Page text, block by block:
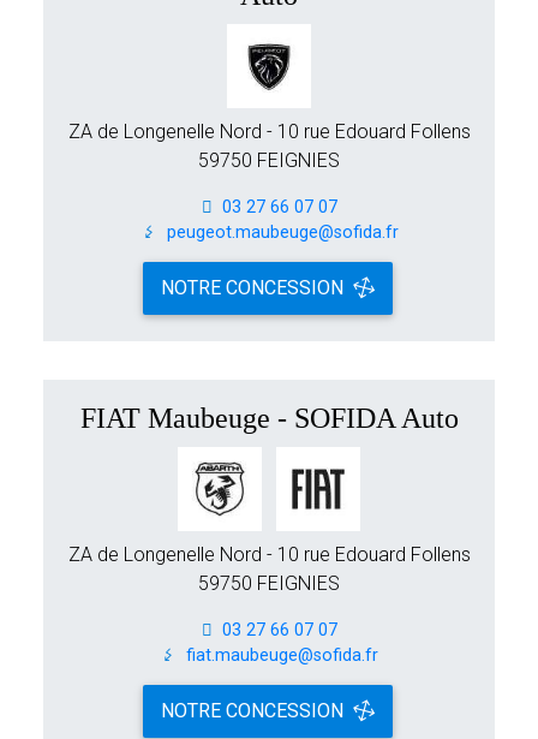
ZA de Longenelle Nord - 10 rue Edouard Follens
59750 FEIGNIES
03 27 66 07 07
peugeot.maubeuge@sofida.fr
NOTRE CONCESSION
FIAT Maubeuge - SOFIDA Auto
ZA de Longenelle Nord - 10 rue Edouard Follens
59750 FEIGNIES
03 27 66 07 07
fiat.maubeuge@sofida.fr
NOTRE CONCESSION